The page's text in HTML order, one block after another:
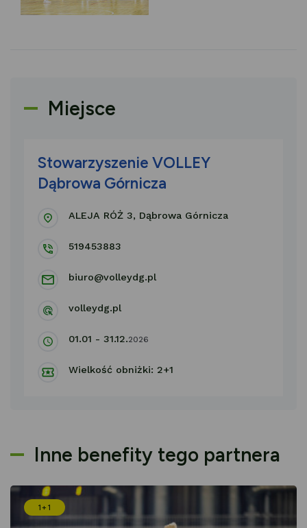
Miejsce
Stowarzyszenie VOLLEY
Dąbrowa Górnicza
ALEJA RÓŻ 3, Dąbrowa Górnicza
519453883
biuro@volleydg.pl
volleydg.pl
01.01 - 31.12.2026
Wielkość obniżki: 2+1
Inne benefity tego partnera
1+1